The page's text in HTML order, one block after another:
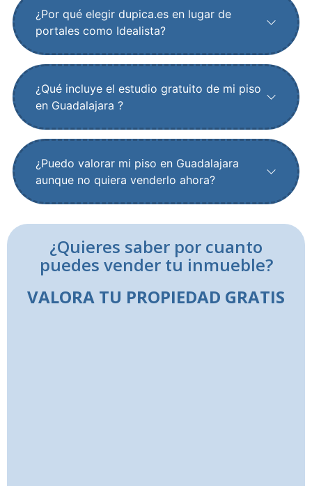
¿Por qué elegir dupica.es en lugar de
portales como Idealista?
¿Qué incluye el estudio gratuito de mi piso
en Guadalajara ?
¿Puedo valorar mi piso en Guadalajara
aunque no quiera venderlo ahora?
¿Quieres saber por cuanto
puedes vender tu inmueble?
VALORA TU PROPIEDAD GRATIS